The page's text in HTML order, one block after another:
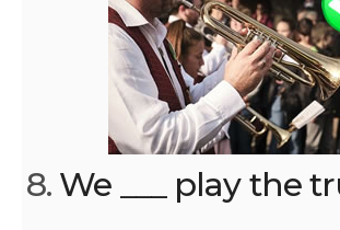
8. We ___ play the